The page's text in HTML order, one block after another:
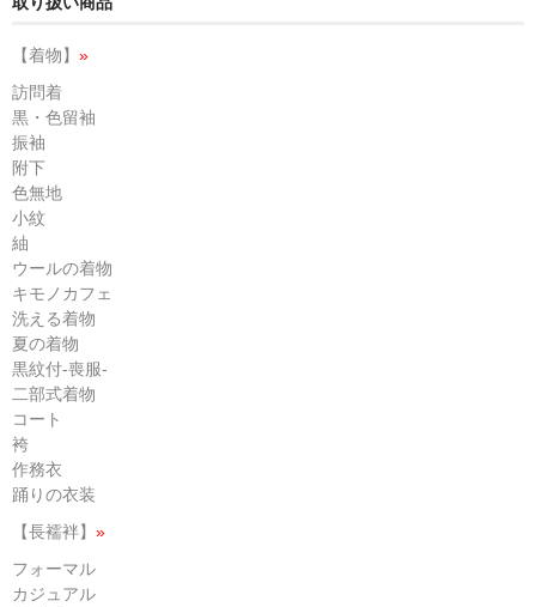
【着物】 »
訪問着
黒・色留袖
振袖
附下
色無地
小紋
紬
ウールの着物
キモノカフェ
洗える着物
夏の着物
黒紋付-喪服-
二部式着物
コート
袴
作務衣
踊りの衣装
【長襦袢】 »
フォーマル
カジュアル